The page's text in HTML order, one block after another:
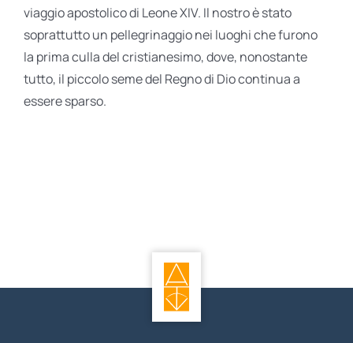
viaggio apostolico di Leone XIV. Il nostro è stato
soprattutto un pellegrinaggio nei luoghi che furono
la prima culla del cristianesimo, dove, nonostante
tutto, il piccolo seme del Regno di Dio continua a
essere sparso.